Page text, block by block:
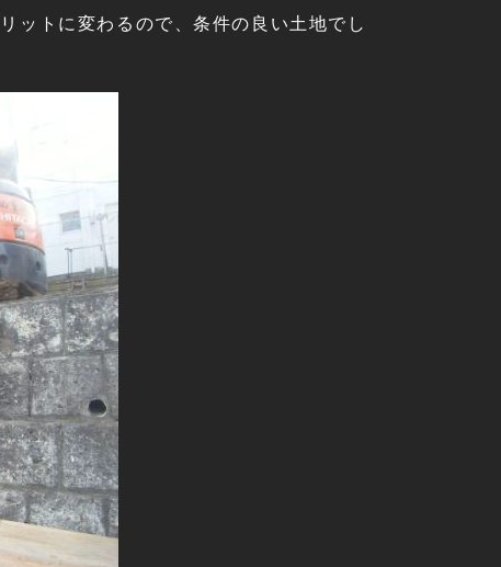
ットに変わるので、条件の良い土地でし